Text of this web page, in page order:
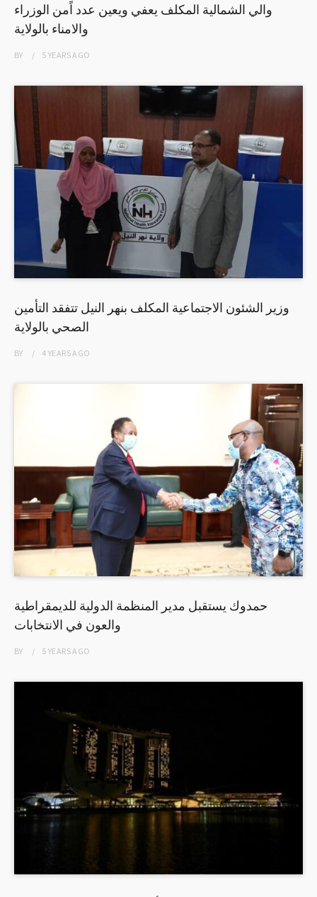
والي الشمالية المكلف يعفي ويعين عدد اًمن الوزراء
والامناء بالولاية
BY 5 YEARSAGO
وزير الشئون الاجتماعية المكلف بنهر النيل تتفقد التأمين
الصحي بالولاية
BY 4 YEARSAGO
حمدوك يستقبل مدير المنظمة الدولية للديمقراطية
والعون في الانتخابات
BY 5 YEARSAGO